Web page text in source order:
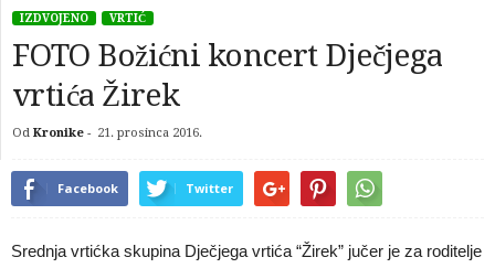
IZDVOJENO VRTIĆ
FOTO Božićni koncert Dječjega
vrtića Žirek
Od Kronike - 21. prosinca 2016.
Facebook Twitter
Srednja vrtićka skupina Dječjega vrtića “Žirek” jučer je za roditelje